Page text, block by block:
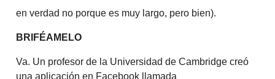
en verdad no porque es muy largo, pero bien).
BRIFÉAMELO
Va. Un profesor de la Universidad de Cambridge creó
una aplicación en Facebook llamada